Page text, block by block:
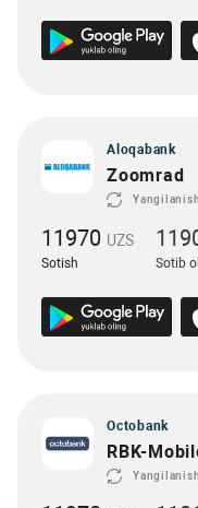
Aloqabank
Zoomrad
11970 UZS
Sotish Sotib
Octobank
RBK-